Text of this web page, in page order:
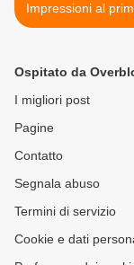
Impressioni al
- I° Parte
Ospitato da
I migliori post
Pagine
Contatto
Segnala abuso
Termini di servizio
Cookie e dati